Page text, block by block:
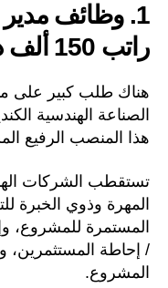
1. وظائف
راتب 150 ألف دولار
هناك طلب كبير على
الصناعة الهندسية
هذا المنصب الرفيع
تستقطب الشركات
المهرة وذوي الخبرة
المستمرة للمشروع،
/ إحاطة المستثمرين،
المشروع.